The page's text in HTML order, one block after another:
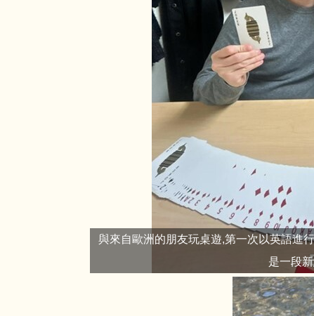
與來自歐洲的朋友玩桌遊,第一次以英語進
是一段